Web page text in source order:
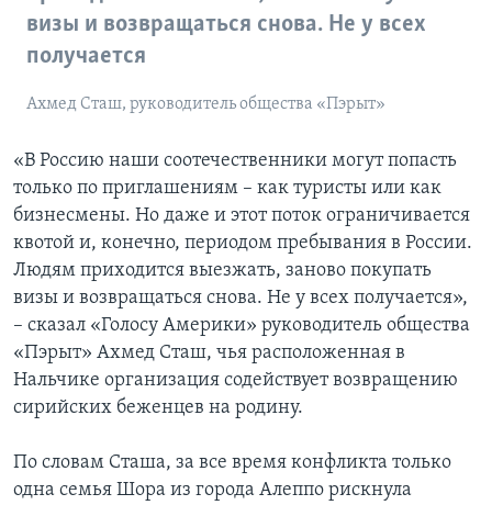
визы и возвращаться снова. Не у всех
получается
Ахмед Сташ, руководитель общества «Пэрыт»
«В Россию наши соотечественники могут попасть
только по приглашениям – как туристы или как
бизнесмены. Но даже и этот поток ограничивается
квотой и, конечно, периодом пребывания в России.
Людям приходится выезжать, заново покупать
визы и возвращаться снова. Не у всех получается»,
– сказал «Голосу Америки» руководитель общества
«Пэрыт» Ахмед Сташ, чья расположенная в
Нальчике организация содействует возвращению
сирийских беженцев на родину.
По словам Сташа, за все время конфликта только
одна семья Шора из города Алеппо рискнула